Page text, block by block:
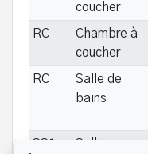
coucher
RC
Chambre à
coucher
RC
Salle de
bains
SS1
Salle